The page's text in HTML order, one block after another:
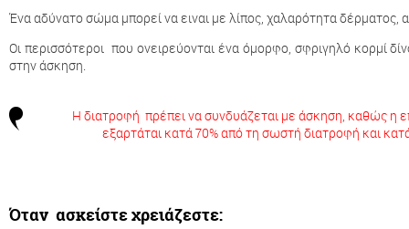
Ένα αδύνατο σώμα μπορεί να ειναι με λίπος, χαλαρότητα δέρματος,
Οι περισσότεροι που ονειρεύονται ένα όμορφο, σφριγηλό κορμί
στην άσκηση.
Η διατροφή πρέπει να συνδυάζεται με άσκηση, καθώς η
εξαρτάται κατά 70% από τη σωστή διατροφή και
Όταν ασκείστε χρειάζεστε: